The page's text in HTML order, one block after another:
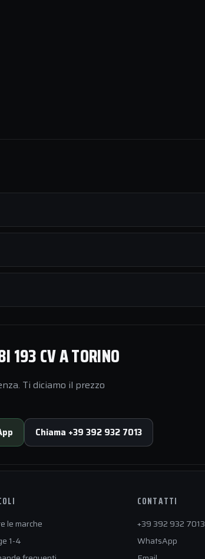
193 CV A TORINO
Ti diciamo il prezzo
Chiama +39 392 932 7013
le marche
1-4
CONTATTI
+39 392 932 7013
WhatsApp